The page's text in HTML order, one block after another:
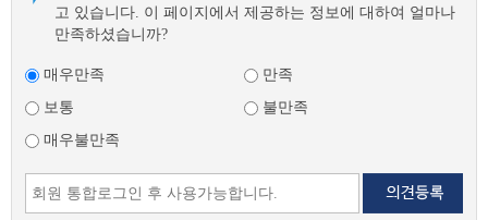
고 있습니다. 이 페이지에서 제공하는 정보에 대하여 얼마나
만족하셨습니까?
매우만족
만족
보통
불만족
매우불만족